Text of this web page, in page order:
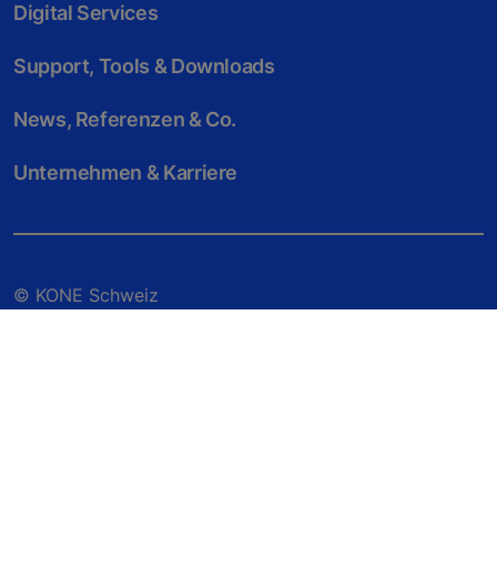
Digital Services
Support, Tools & Downloads
News, Referenzen & Co.
Unternehmen & Karriere
© KONE Schweiz